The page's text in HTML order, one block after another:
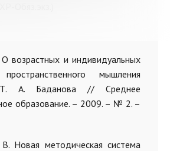
возрастных и индивидуальных
мышления
А. Баданова // Среднее
образование. – 2009. – № 2. –
Новая методическая система